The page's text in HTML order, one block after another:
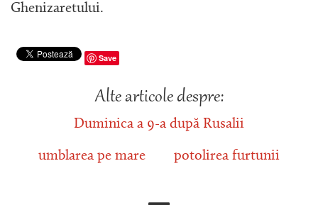
Ghenizaretului.
Save
Alte articole despre:
Duminica a 9-a după Rusalii
umblarea pe mare potolirea furtunii